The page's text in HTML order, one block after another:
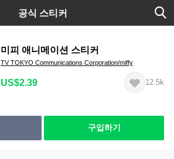
공식 스티커
미피 애니메이션 스티커
TV TOKYO Communications Corporation/miffy
US$2.39 12.5k
구입하기